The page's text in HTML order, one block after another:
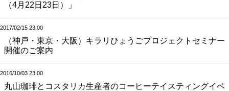
（4月22日23日）」
2017/02/15 23:00
（神戸・東京・大阪）キラリひょうごプロジェクトセミナー
開催のご案内
2016/10/03 23:00
丸山珈琲とコスタリカ生産者のコーヒーテイスティングイベ